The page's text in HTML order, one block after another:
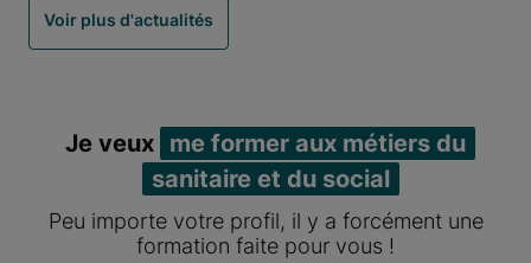
Voir plus d'actualités
Je veux me former aux métiers du
sanitaire et du social
Peu importe votre profil, il y a forcément une
formation faite pour vous !